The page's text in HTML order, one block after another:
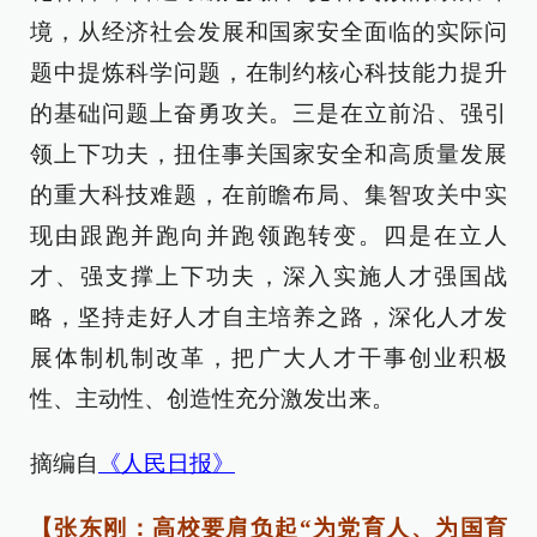
境，从经济社会发展和国家安全面临的实际问
题中提炼科学问题，在制约核心科技能力提升
的基础问题上奋勇攻关。三是在立前沿、强引
领上下功夫，扭住事关国家安全和高质量发展
的重大科技难题，在前瞻布局、集智攻关中实
现由跟跑并跑向并跑领跑转变。四是在立人
才、强支撑上下功夫，深入实施人才强国战
略，坚持走好人才自主培养之路，深化人才发
展体制机制改革，把广大人才干事创业积极
性、主动性、创造性充分激发出来。
摘编自 《人民日报》
【张东刚：高校要肩负起“为党育人、为国育